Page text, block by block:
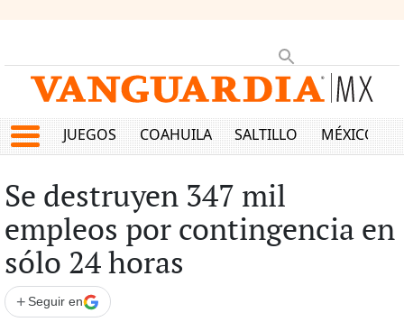
JUEGOS COAHUILA SALTILLO MÉXICO
Se destruyen 347 mil
empleos por contingencia en
sólo 24 horas
+ Seguir en